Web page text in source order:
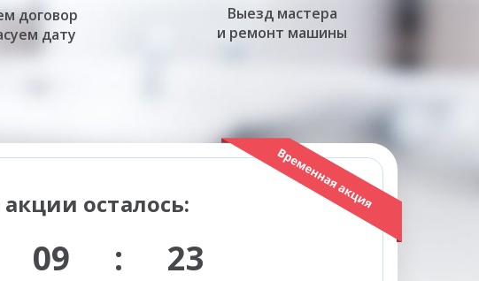
09 : 21
осталось:
Выезд мастера
и ремонт машины
договор
дату